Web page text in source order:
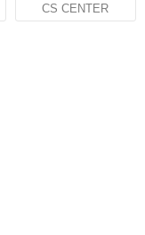
CS CENTER